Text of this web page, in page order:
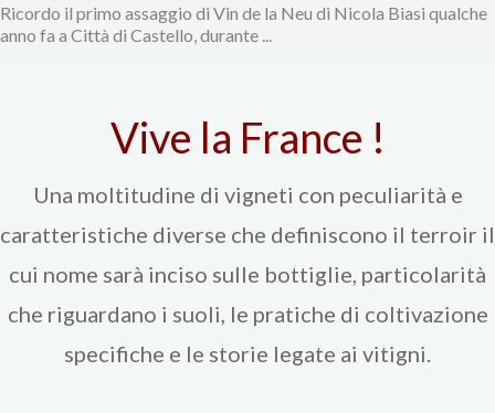
Ricordo il primo assaggio di Vin de la Neu di Nicola Biasi qualche
anno fa a Città di Castello, durante ...
Vive la France !
Una moltitudine di vigneti con peculiarità e
caratteristiche diverse che definiscono il terroir il
cui nome sarà inciso sulle bottiglie, particolarità
che riguardano i suoli, le pratiche di coltivazione
specifiche e le storie legate ai vitigni.